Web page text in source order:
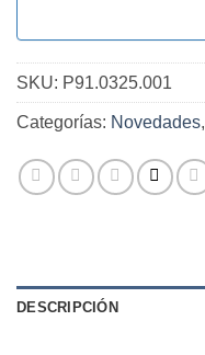
SKU: P91.0325.001
Categorías: Novedades,
DESCRIPCIÓN